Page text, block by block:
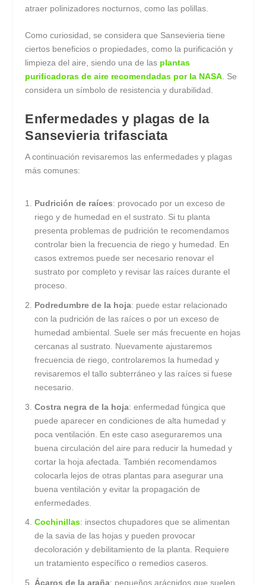
atraer polinizadores nocturnos, como las polillas.
Como curiosidad, se considera que Sansevieria tiene
ciertos beneficios o propiedades, como la purificación y
limpieza del aire, siendo una de las plantas
purificadoras de aire recomendadas por la NASA. Se
considera un símbolo de resistencia y durabilidad.
Enfermedades y plagas de la
Sansevieria trifasciata
A continuación revisaremos las enfermedades y plagas
más comunes:
Pudrición de raíces: provocado por un exceso de
riego y de humedad en el sustrato. Si tu planta
presenta problemas de pudrición te recomendamos
controlar bien la frecuencia de riego y humedad. En
casos extremos puede ser necesario renovar el
sustrato por completo y revisar las raíces durante el
proceso.
Podredumbre de la hoja: puede estar relacionado
con la pudrición de las raíces o por un exceso de
humedad ambiental. Suele ser más frecuente en hojas
cercanas al sustrato. Nuevamente ajustaremos
frecuencia de riego, controlaremos la humedad y
revisaremos el tallo subterráneo y las raíces si fuese
necesario.
Costra negra de la hoja: enfermedad fúngica que
puede aparecer en condiciones de alta humedad y
poca ventilación. En este caso aseguraremos una
buena circulación del aire para reducir la humedad y
cortar la hoja afectada. También recomendamos
colocarla lejos de otras plantas para asegurar una
buena ventilación y evitar la propagación de
enfermedades.
Cochinillas: insectos chupadores que se alimentan
de la savia de las hojas y pueden provocar
decoloración y debilitamiento de la planta. Requiere
un tratamiento específico o remedios caseros.
Ácaros de la araña: pequeños arácnidos que suelen